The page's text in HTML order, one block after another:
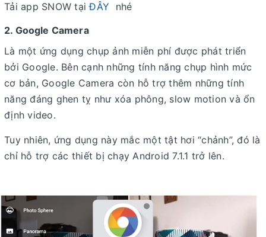
Tải app SNOW tạiĐÂY nhé
2. Google Camera
Là một ứng dụng chụp ảnh miễn phí được phát triển
bởi Google. Bên cạnh những tính năng chụp hình mức
cơ bản, Google Camera còn hỗ trợ thêm những tính
năng đáng ghen tỵ như xóa phông, slow motion và ổn
định video.
Tuy nhiên, ứng dụng này mắc một tật hơi “chảnh”, đó là
chỉ hỗ trợ các thiết bị chạy Android 7.1.1 trở lên.